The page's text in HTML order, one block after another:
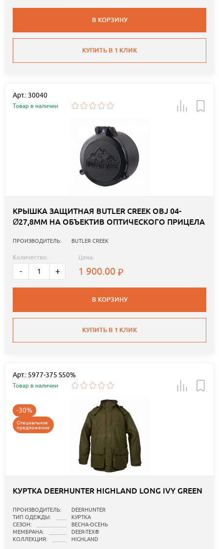
В КОРЗИНУ
КУПИТЬ В 1 КЛИК
Арт.: 30040
Товар в наличии
КРЫШКА ЗАЩИТНАЯ BUTLER CREEK OBJ 04-
Ø27,8ММ НА ОБЪЕКТИВ ОПТИЧЕСКОГО ПРИЦЕЛА
ПРОИЗВОДИТЕЛЬ: BUTLER CREEK
Количество:
- +
Цена:
1 900.00
В КОРЗИНУ
КУПИТЬ В 1 КЛИК
Арт.: 5977-375 S50%
Товар в наличии
-30%
Специальное
предложение
КУРТКА DEERHUNTER HIGHLAND LONG IVY GREEN
ПРОИЗВОДИТЕЛЬ:
DEERHUNTER
ТИП ОДЕЖДЫ:
КУРТКА
СЕЗОН:
ВЕСНА-ОСЕНЬ
МЕМБРАНА:
DEER-TEX®
КОЛЛЕКЦИЯ:
HIGHLAND